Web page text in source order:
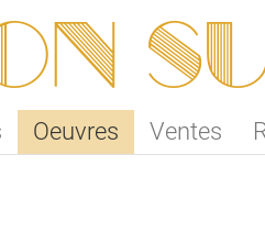
Oeuvres Ventes